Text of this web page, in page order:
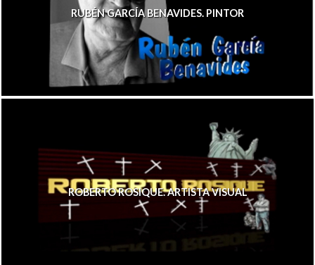
RUBÉN GARCÍA BENAVIDES. PINTOR
ROBERTO ROSIQUE. ARTISTA VISUAL